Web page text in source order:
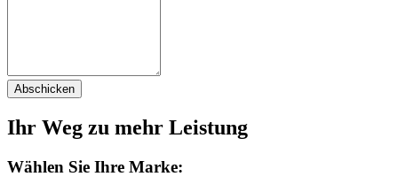
Abschicken
Ihr Weg zu mehr Leistung
Wählen Sie Ihre Marke: